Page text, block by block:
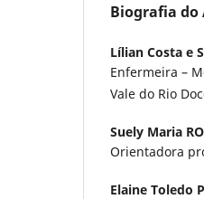
Biografia do
Lílian Costa e
Enfermeira –
Vale do Rio
Suely Maria
Orientadora
Elaine Toledo